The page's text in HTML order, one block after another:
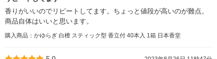
香りがいいのでリピートしてます。ちょっと値段が高いのが難点。
商品自体はいいと思います。
購入商品：かゆらぎ 白檀 スティック型 香立付 40本入 1箱 日本香堂